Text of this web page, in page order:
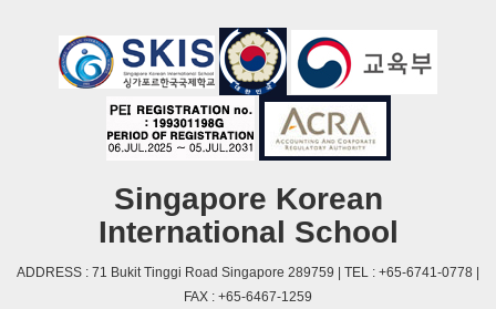
Singapore Korean
International School
ADDRESS : 71 Bukit Tinggi Road Singapore 289759 | TEL : +65-6741-0778 |
FAX : +65-6467-1259